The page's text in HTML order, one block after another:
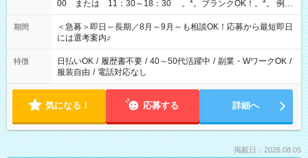
00 または 11：30～18：30 。*。ブランクOK！。*。 例え
ば前職が、 在宅/財団法人/事務/コールセンター/受付/販売/カフェ
スタッフ スイーツ販売/ホテルフロント/化粧品販売/など 様々な
業界から入社して活躍されています♪
期間
＜急募＞即日～長期／8月～9月～も相談OK！応募から最短即日
には選考案内♪
特徴 日払いOK / 履歴書不要 / 40～50代活躍中 / 副業・WワークOK /
服装自由 / 電話対応なし
気になる！ 応募する 詳細へ
掲載日：2026.08.05